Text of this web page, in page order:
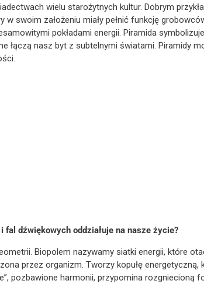
wielu starożytnych kultur. Dobrym
swoim założeniu miały pełnić funkcję
pokładami energii. Piramida
łączą nasz byt z subtelnymi światami. Piramidy
dźwiękowych oddziałuje na nasze życie?
Biopolem nazywamy siatki energii, które
przez organizm. Tworzy kopułę energetyczną,
pozbawione harmonii, przypomina rozgniecioną